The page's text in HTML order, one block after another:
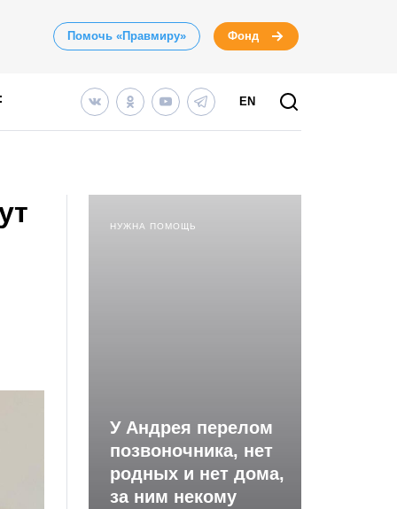
Помочь «Правмиру» Фонд
EN
НУЖНА ПОМОЩЬ
У Андрея перелом
позвоночника, нет
родных и нет дома,
за ним некому